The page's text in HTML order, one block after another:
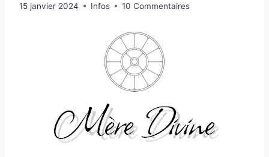
15 janvier 2024 Infos 10 Commentaires